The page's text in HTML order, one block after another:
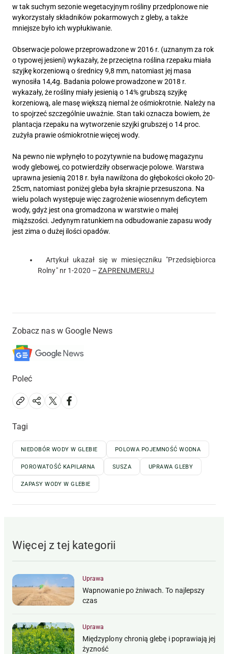
w tak suchym sezonie wegetacyjnym rośliny przedplonowe nie
wykorzystały składników pokarmowych z gleby, a także
mniejsze było ich wypłukiwanie.
Obserwacje polowe przeprowadzone w 2016 r. (uznanym za rok
o typowej jesieni) wykazały, że przeciętna roślina rzepaku miała
szyjkę korzeniową o średnicy 9,8 mm, natomiast jej masa
wynosiła 14,4g. Badania polowe prowadzone w 2018 r.
wykazały, że rośliny miały jesienią o 14% grubszą szyjkę
korzeniową, ale masę większą niemal że ośmiokrotnie. Należy na
to spojrzeć szczególnie uważnie. Stan taki oznacza bowiem, że
plantacja rzepaku na wytworzenie szyjki grubszej o 14 proc.
zużyła prawie ośmiokrotnie więcej wody.
Na pewno nie wpłynęło to pozytywnie na budowę magazynu
wody glebowej, co potwierdziły obserwacje polowe. Warstwa
uprawna jesienią 2018 r. była nawilżona do głębokości około 20-
25cm, natomiast poniżej gleba była skrajnie przesuszona. Na
wielu polach występuje więc zagrożenie wiosennym deficytem
wody, gdyż jest ona gromadzona w warstwie o małej
miąższości. Jedynym ratunkiem na odbudowanie zapasu wody
jest zima o dużej ilości opadów.
Artykuł ukazał się w miesięczniku "Przedsiębiorca
Rolny" nr 1-2020 – ZAPRENUMERUJ
Zobacz nas w Google News
Poleć
Tagi
NIEDOBÓR WODY W GLEBIE POLOWA POJEMNOŚĆ WODNA
POROWATOŚĆ KAPILARNA SUSZA UPRAWA GLEBY
ZAPASY WODY W GLEBIE
Więcej z tej kategorii
Uprawa
Wapnowanie po żniwach. To najlepszy
czas
Uprawa
Międzyplony chronią glebę i poprawiają jej
żyzność